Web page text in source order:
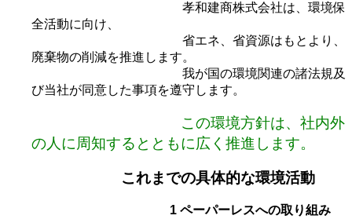
孝和建商株式会社は、環境保
全活動に向け、
省エネ、省資源はもとより、
廃棄物の削減を推進します。
我が国の環境関連の諸法規及
び当社が同意した事項を遵守します。
この環境方針は、社内外
の人に周知するとともに広く推進します。
これまでの具体的な環境活動
1 ペーパーレスへの取り組み